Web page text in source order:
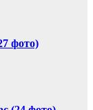
фото)